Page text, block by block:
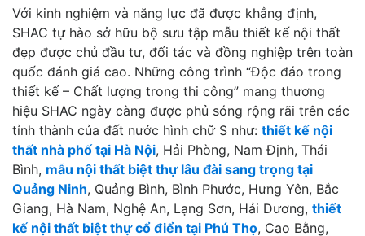
Với kinh nghiệm và năng lực đã được khẳng định,
SHAC tự hào sở hữu bộ sưu tập mẫu thiết kế nội thất
đẹp được chủ đầu tư, đối tác và đồng nghiệp trên toàn
quốc đánh giá cao. Những công trình “Độc đáo trong
thiết kế – Chất lượng trong thi công” mang thương
hiệu SHAC ngày càng được phủ sóng rộng rãi trên các
tỉnh thành của đất nước hình chữ S như: thiết kế nội
thất nhà phố tại Hà Nội, Hải Phòng, Nam Định, Thái
Bình, mẫu nội thất biệt thự lâu đài sang trọng tại
Quảng Ninh, Quảng Bình, Bình Phước, Hưng Yên, Bắc
Giang, Hà Nam, Nghệ An, Lạng Sơn, Hải Dương, thiết
kế nội thất biệt thự cổ điển tại Phú Thọ, Cao Bằng,